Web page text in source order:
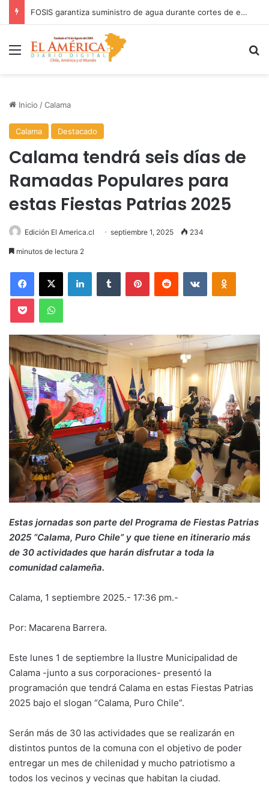
COANIQUEM inicia gira nacional para presentar Manual de Quemaduras a profesionales de la salud
Menú
Inicio /Calama
Calama Destacado
Calama tendrá seis días de
Ramadas Populares para
estas Fiestas Patrias 2025
Edición El America.cl septiembre 1, 2025 234
minutos de lectura 2
Facebook
X LinkedInTumblr PinterestReddit VKontakte
Pocket WhatsApp
Estas jornadas son parte del Programa de Fiestas Patrias
2025 “Calama, Puro Chile” y que tiene en itinerario más
de 30 actividades que harán disfrutar a toda la
comunidad calameña.
Calama, 1 septiembre 2025.- 17:36 pm.-
Por: Macarena Barrera.
Este lunes 1 de septiembre la Ilustre Municipalidad de
Calama -junto a sus corporaciones- presentó la
programación que tendrá Calama en estas Fiestas Patrias
2025 bajo el slogan “Calama, Puro Chile”.
Serán más de 30 las actividades que se realizarán en
distintos puntos de la comuna con el objetivo de poder
entregar un mes de chilenidad y mucho patriotismo a
todos los vecinos y vecinas que habitan la ciudad.